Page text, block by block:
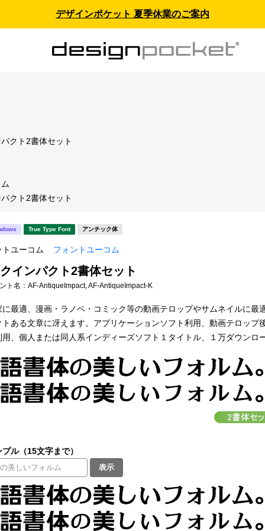
デザインポケット 夏季休業のご案内
クト2書体セット
クト2書体セット
True Type Font アンチック体
ユーコム フォントユーコム
インパクト2書体セット
ト名： AF-AntiqueImpact, AF-AntiqueImpact-K
最適、漫画・ラノベ・コミック等の動画テロップやサムネイルに
ある文章に冴えます。アプリケーションソフト利用、動画テロッ
、個人または同人系インディーズソフト１タイトル、１万ダウンロ
ル（15文字まで）
表示